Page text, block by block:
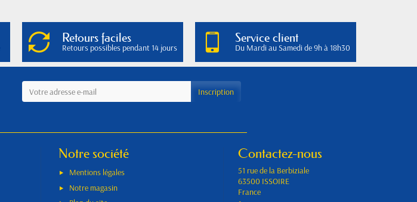
Retours faciles
Retours possibles pendant 14 jours
Service client
Du Mardi au Samedi de 9h à 18h30
Notre société
Mentions légales
Notre magasin
Contactez-nous
51 rue de la Berbiziale
63500 ISSOIRE
France